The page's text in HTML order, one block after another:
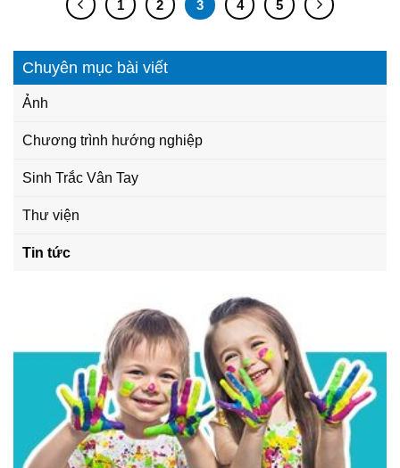
1 2 3 4 5
Chuyên mục bài viết
Ảnh
Chương trình hướng nghiệp
Sinh Trắc Vân Tay
Thư viện
Tin tức